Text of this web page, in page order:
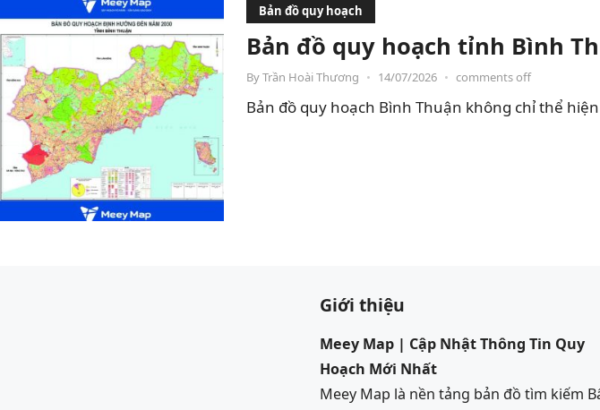
Bản đồ quy hoạch
Bản đồ quy hoạch tỉnh Bình
ByTrần Hoài Thương • 14/07/2026 • comments off
Bản đồ quy hoạch Bình Thuận không chỉ thể
Giới thiệu
Meey Map | Cập Nhật Thông Tin Quy
Hoạch Mới Nhất
Meey Map là nền tảng bản đồ tìm kiếm